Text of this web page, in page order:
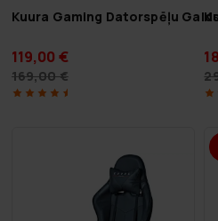
Kuura Gaming Datorspēļu
119,00 €
169,00 €